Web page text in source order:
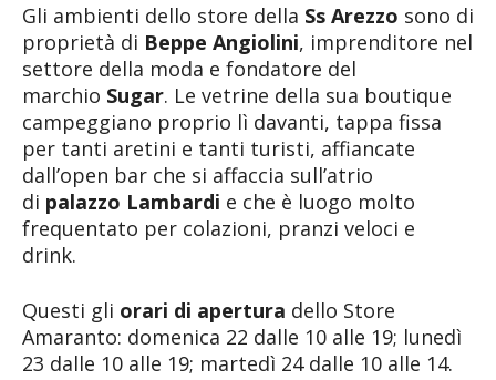
Gli ambienti dello store della Ss Arezzo sono di
proprietà di Beppe Angiolini, imprenditore nel
settore della moda e fondatore del
marchio Sugar. Le vetrine della sua boutique
campeggiano proprio lì davanti, tappa fissa
per tanti aretini e tanti turisti, affiancate
dall’open bar che si affaccia sull’atrio
di palazzo Lambardi e che è luogo molto
frequentato per colazioni, pranzi veloci e
drink.
Questi gli orari di apertura dello Store
Amaranto: domenica 22 dalle 10 alle 19; lunedì
23 dalle 10 alle 19; martedì 24 dalle 10 alle 14.